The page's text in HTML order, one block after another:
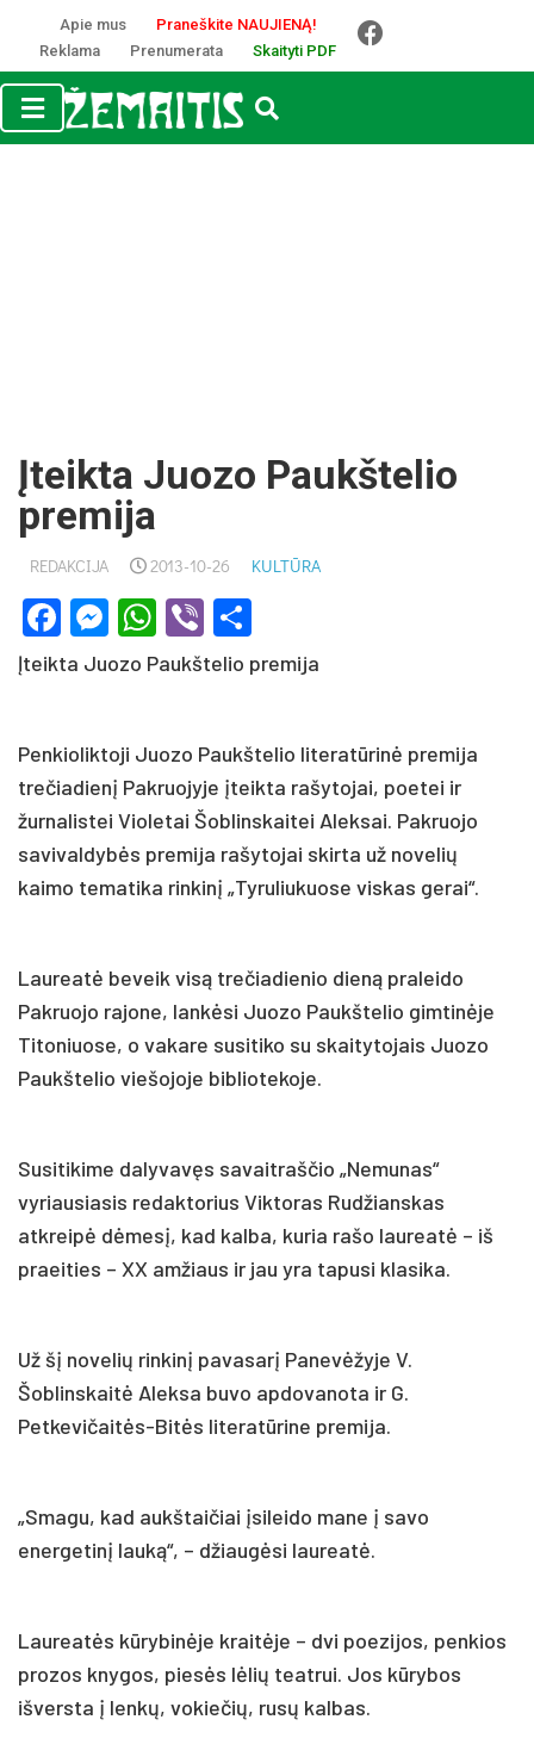
Apie mus
Praneškite NAUJIENĄ!
Reklama
Prenumerata Skaityti PDF
Įteikta Juozo Paukštelio
premija
REDAKCIJA 2013-10-26 KULTŪRA
Facebook
Messenger
WhatsApp
Viber
Įteikta Juozo Paukštelio premija
Penkioliktoji Juozo Paukštelio literatūrinė premija
trečiadienį Pakruojyje įteikta rašytojai, poetei ir
žurnalistei Violetai Šoblinskaitei Aleksai. Pakruojo
savivaldybės premija rašytojai skirta už novelių
kaimo tematika rinkinį „Tyruliukuose viskas gerai“.
Laureatė beveik visą trečiadienio dieną praleido
Pakruojo rajone, lankėsi Juozo Paukštelio gimtinėje
Titoniuose, o vakare susitiko su skaitytojais Juozo
Paukštelio viešojoje bibliotekoje.
Susitikime dalyvavęs savaitraščio „Nemunas“
vyriausiasis redaktorius Viktoras Rudžianskas
atkreipė dėmesį, kad kalba, kuria rašo laureatė – iš
praeities – XX amžiaus ir jau yra tapusi klasika.
Už šį novelių rinkinį pavasarį Panevėžyje V.
Šoblinskaitė Aleksa buvo apdovanota ir G.
Petkevičaitės-Bitės literatūrine premija.
„Smagu, kad aukštaičiai įsileido mane į savo
energetinį lauką“, – džiaugėsi laureatė.
Laureatės kūrybinėje kraitėje – dvi poezijos, penkios
prozos knygos, piesės lėlių teatrui. Jos kūrybos
išversta į lenkų, vokiečių, rusų kalbas.